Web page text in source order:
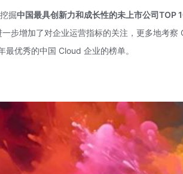
掘中国最具创新力和成长性的未上市公司TOP
步增加了对企业运营指标的关注，更多地考
优秀的中国 Cloud 企业的榜单。